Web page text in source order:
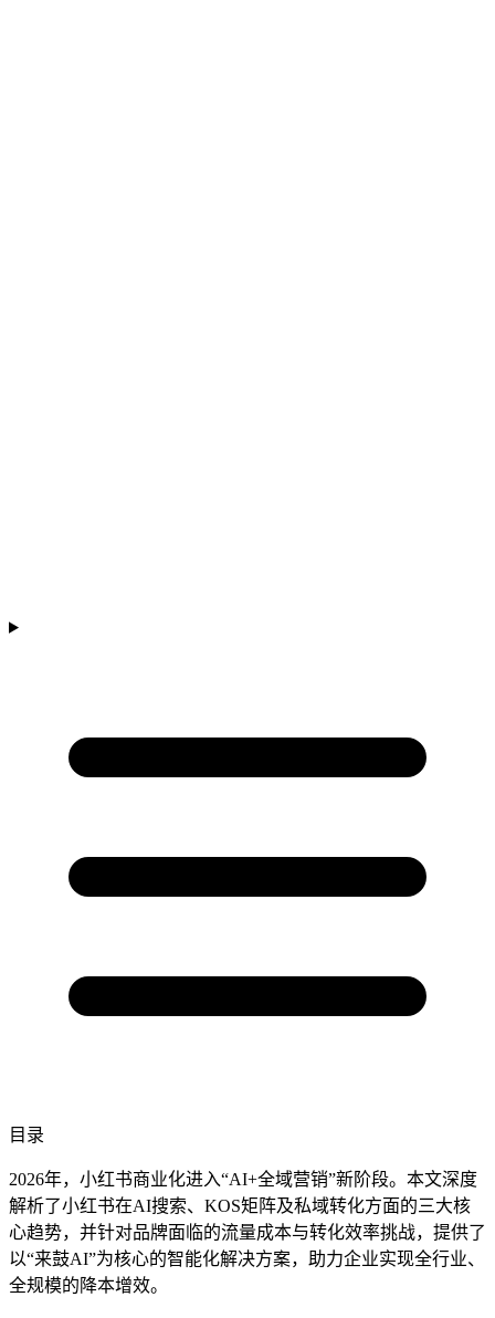
目录
2026年，小红书商业化进入“AI+全域营销”新阶段。本文深度
解析了小红书在AI搜索、KOS矩阵及私域转化方面的三大核
心趋势，并针对品牌面临的流量成本与转化效率挑战，提供了
以“来鼓AI”为核心的智能化解决方案，助力企业实现全行业、
全规模的降本增效。